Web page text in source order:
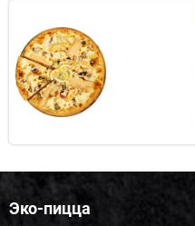
Эко-пицца